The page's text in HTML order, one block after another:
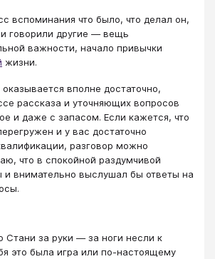
вспоминания что было, что делал он,
говорили другие — вещь
важности, начало привычки
жизни.
вполне достаточно,
рассказа и уточняющих вопросов
и даже с запасом. Если кажется, что
и у вас достаточно
разговор можно
что в спокойной раздумчивой
и внимательно выслушал бы ответы на
Стани за руки — за ноги несли к
это была игра или по-настоящему